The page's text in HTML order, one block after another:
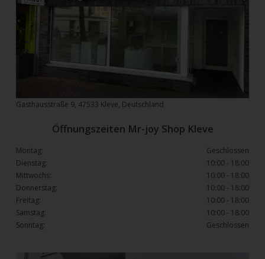
Gasthausstraße 9, 47533 Kleve, Deutschland
Öffnungszeiten Mr-joy Shop Kleve
Montag:
Geschlossen
Dienstag:
10:00 - 18:00
Mittwochs:
10:00 - 18:00
Donnerstag:
10:00 - 18:00
Freitag:
10:00 - 18:00
Samstag:
10:00 - 18:00
Sonntag:
Geschlossen